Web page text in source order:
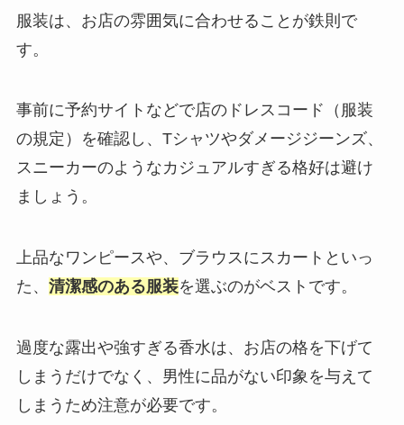
服装は、お店の雰囲気に合わせることが鉄則で
す。
事前に予約サイトなどで店のドレスコード（服装
の規定）を確認し、Tシャツやダメージジーンズ、
スニーカーのようなカジュアルすぎる格好は避け
ましょう。
上品なワンピースや、ブラウスにスカートといっ
た、 清潔感のある服装を選ぶのがベストです。
過度な露出や強すぎる香水は、お店の格を下げて
しまうだけでなく、男性に品がない印象を与えて
しまうため注意が必要です。